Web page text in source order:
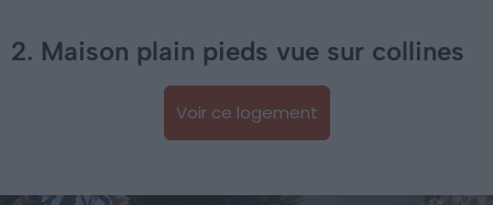
2. Maison plain pieds vue sur collines
Voir ce logement